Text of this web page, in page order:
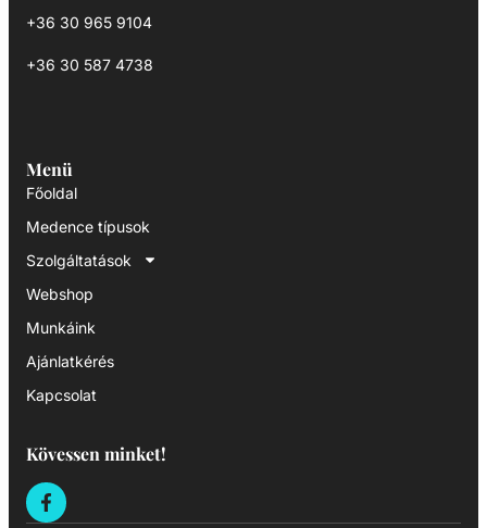
+36 30 965 9104
+36 30 587 4738
Menü
Főoldal
Medence típusok
Szolgáltatások
Webshop
Munkáink
Ajánlatkérés
Kapcsolat
Kövessen minket!